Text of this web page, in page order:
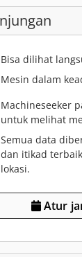
Bisa dilihat
Mesin dalam
Machineseeker
untuk melihat
Semua data
dan itikad
lokasi.
Atur